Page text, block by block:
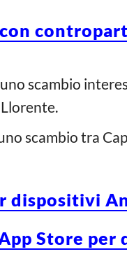
scambio
scambio tra
dispositivi
Store